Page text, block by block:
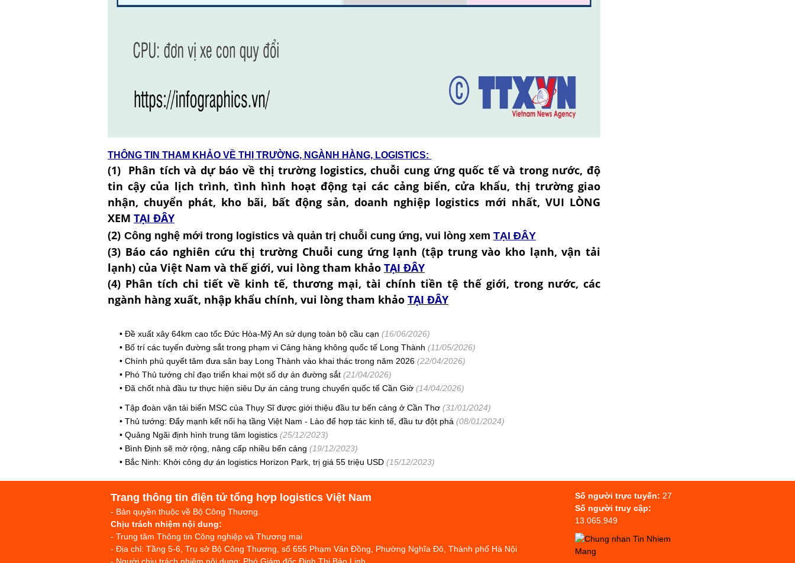
THÔNG TIN THAM KHẢO VỀ THỊ TRƯỜNG, NGÀNH HÀNG, LOGISTICS:
(1) Phân tích và dự báo về thị trường logistics, chuỗi cung ứng quốc tế và trong nước, độ
tin cậy của lịch trình, tình hình hoạt động tại các cảng biển, cửa khẩu, thị trường giao
nhận, chuyển phát, kho bãi, bất động sản, doanh nghiệp logistics mới nhất, VUI LÒNG
XEM TẠI ĐÂY
(2) Công nghệ mới trong logistics và quản trị chuỗi cung ứng, vui lòng xem TẠI ĐÂY
(3) Báo cáo nghiên cứu thị trường Chuỗi cung ứng lạnh (tập trung vào kho lạnh, vận tải
lạnh) của Việt Nam và thế giới, vui lòng tham khảo TẠI ĐÂY
(4) Phân tích chi tiết về kinh tế, thương mại, tài chính tiền tệ thế giới, trong nước, các
ngành hàng xuất, nhập khẩu chính, vui lòng tham khảo TẠI ĐÂY
• Đề xuất xây 64km cao tốc Đức Hòa-Mỹ An sử dụng toàn bộ cầu cạn (16/06/2026)
• Bố trí các tuyến đường sắt trong phạm vi Cảng hàng không quốc tế Long Thành (11/05/2026)
• Chính phủ quyết tâm đưa sân bay Long Thành vào khai thác trong năm 2026 (22/04/2026)
• Phó Thủ tướng chỉ đạo triển khai một số dự án đường sắt (21/04/2026)
• Đã chốt nhà đầu tư thực hiện siêu Dự án cảng trung chuyển quốc tế Cần Giờ (14/04/2026)
• Tập đoàn vận tải biển MSC của Thụy Sĩ được giới thiệu đầu tư bến cảng ở Cần Thơ (31/01/2024)
• Thủ tướng: Đẩy mạnh kết nối hạ tầng Việt Nam - Lào để hợp tác kinh tế, đầu tư đột phá (08/01/2024)
• Quảng Ngãi định hình trung tâm logistics (25/12/2023)
• Bình Định sẽ mở rộng, nâng cấp nhiều bến cảng (19/12/2023)
• Bắc Ninh: Khởi công dự án logistics Horizon Park, trị giá 55 triệu USD (15/12/2023)
Trang thông tin điện tử tổng hợp logistics Việt Nam
- Bản quyền thuộc về Bộ Công Thương.
Chịu trách nhiệm nội dung:
- Trung tâm Thông tin Công nghiệp và Thương mại
- Địa chỉ: Tầng 5-6, Trụ sở Bộ Công Thương, số 655 Phạm Văn Đồng, Phường Nghĩa Đô, Thành phố Hà Nội
Số người trực tuyến: 27
Số người truy cập:
13.065.949